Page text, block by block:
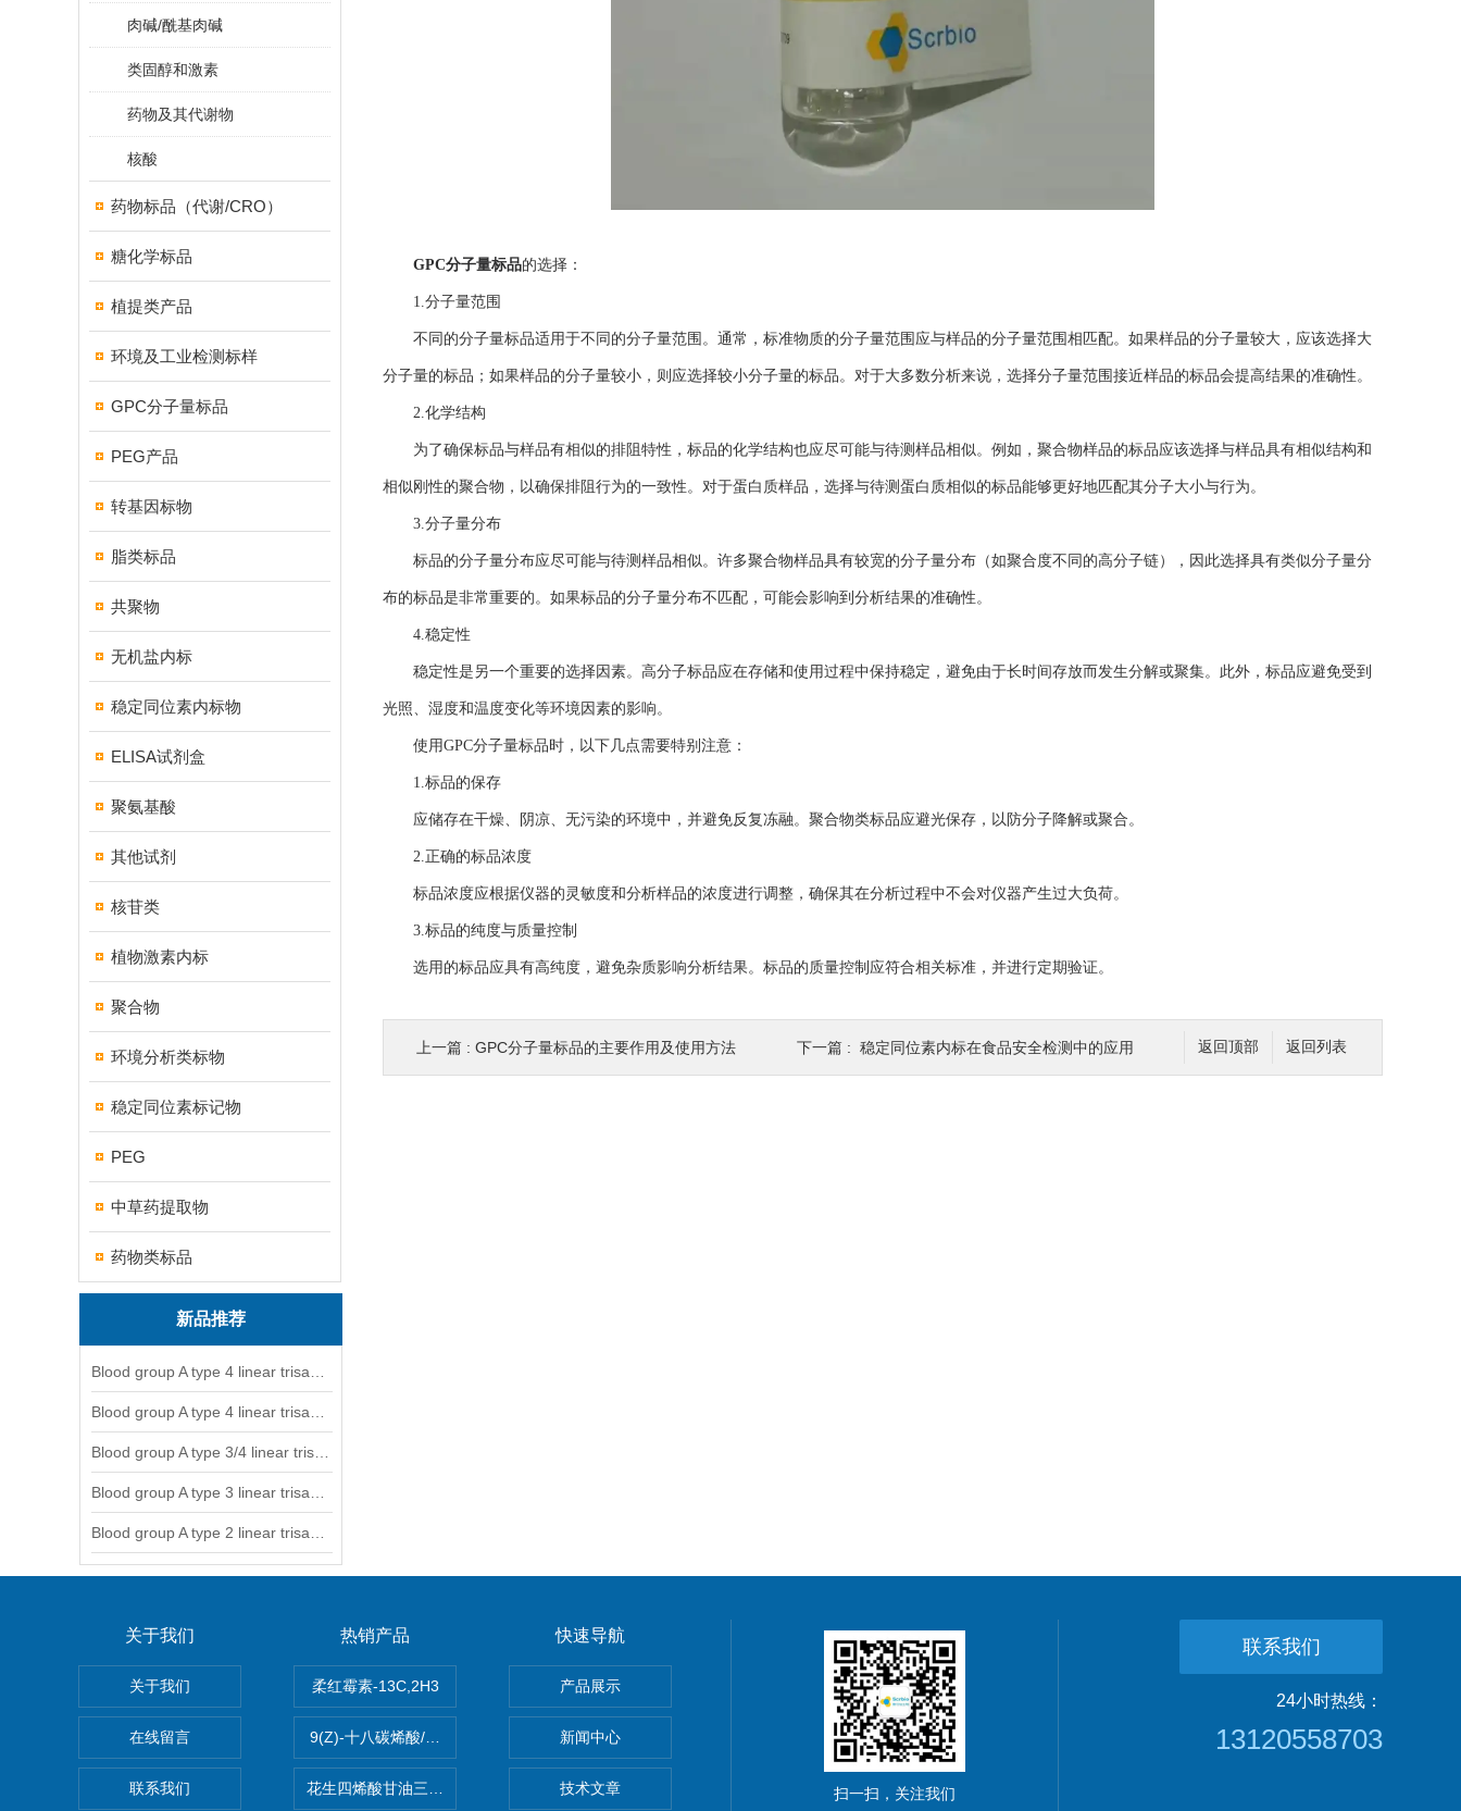
肉碱/酰基肉碱
类固醇和激素
药物及其代谢物
核酸
药物标品（代谢/CRO）
糖化学标品
植提类产品
环境及工业检测标样
GPC分子量标品
PEG产品
转基因标物
脂类标品
共聚物
无机盐内标
稳定同位素内标物
ELISA试剂盒
聚氨基酸
其他试剂
核苷类
植物激素内标
聚合物
环境分析类标物
稳定同位素标记物
PEG
中草药提取物
药物类标品
新品推荐
GPC分子量标品的选择：
1.分子量范围
不同的分子量标品适用于不同的分子量范围。通常，标准物质的分子量范围应与样品的分子量范围相匹配。如果样品的分子量较大，应该选择大
分子量的标品；如果样品的分子量较小，则应选择较小分子量的标品。对于大多数分析来说，选择分子量范围接近样品的标品会提高结果的准确性。
2.化学结构
为了确保标品与样品有相似的排阻特性，标品的化学结构也应尽可能与待测样品相似。例如，聚合物样品的标品应该选择与样品具有相似结构和
相似刚性的聚合物，以确保排阻行为的一致性。对于蛋白质样品，选择与待测蛋白质相似的标品能够更好地匹配其分子大小与行为。
3.分子量分布
标品的分子量分布应尽可能与待测样品相似。许多聚合物样品具有较宽的分子量分布（如聚合度不同的高分子链），因此选择具有类似分子量分
布的标品是非常重要的。如果标品的分子量分布不匹配，可能会影响到分析结果的准确性。
4.稳定性
稳定性是另一个重要的选择因素。高分子标品应在存储和使用过程中保持稳定，避免由于长时间存放而发生分解或聚集。此外，标品应避免受到
光照、湿度和温度变化等环境因素的影响。
使用GPC分子量标品时，以下几点需要特别注意：
1.标品的保存
应储存在干燥、阴凉、无污染的环境中，并避免反复冻融。聚合物类标品应避光保存，以防分子降解或聚合。
2.正确的标品浓度
标品浓度应根据仪器的灵敏度和分析样品的浓度进行调整，确保其在分析过程中不会对仪器产生过大负荷。
3.标品的纯度与质量控制
选用的标品应具有高纯度，避免杂质影响分析结果。标品的质量控制应符合相关标准，并进行定期验证。
返回列表
返回顶部
上一篇 : GPC分子量标品的主要作用及使用方法 下一篇 : 稳定同位素内标在食品安全检测中的应用
关于我们
关于我们
在线留言
联系我们
热销产品
柔红霉素-13C,2H3
9(Z)-十八碳烯酸/油酸
花生四烯酸甘油三酯(顺式-5,8,11,14)
快速导航
产品展示
新闻中心
技术文章 扫一扫，关注我们
联系我们
24小时热线：
13120558703